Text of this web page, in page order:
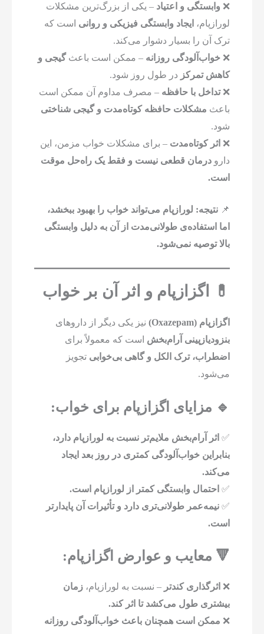
❌ وابستگی و اعتیاد – یکی از بزرگ‌ترین مشکلات
لورازپام، ایجاد وابستگی فیزیکی و روانی است که
ترک آن را بسیار دشوار می‌کند.
❌خواب‌آلودگی روزانه – ممکن است باعثگیجی و
کاهش تمرکز در طول روز شود.
❌تداخل با حافظه – مصرف مداوم آن ممکن است
باعث مشکلات حافظه کوتاه‌مدت و گیجی شناختی
شود.
❌ اثر کوتاه‌مدت – برای مشکلات خواب مزمن، این
دارودرمان قطعی نیست و فقط یک راه‌حل موقت
است.
📌نتیجه: لورازپام می‌تواند خواب را بهبود ببخشد،
اما استفاده‌ی طولانی‌مدت از آن به دلیل وابستگی
بالا توصیه نمی‌شود.
💊 اگزازپام و اثر آن بر خواب
اگزازپام (Oxazepam)
نیز یکی دیگر از داروهای
بنزودیازپینی آرام‌بخش است که معمولاً برای
اضطراب، ترک الکل و گاهی بی‌خوابی تجویز
می‌شود.
🔹 مزایای اگزازپام برای خواب:
✅ اثر آرام‌بخش ملایم‌تر نسبت به لورازپام دارد،
بنابراین خواب‌آلودگی کمتری در روز بعد ایجاد
می‌کند.
✅ احتمال وابستگی کمتر از لورازپام است.
✅نیمه‌عمر طولانی‌تری دارد و تأثیرات آن پایدارتر
است.
🔻 معایب و عوارض اگزازپام:
❌ اثرگذاری کندتر – نسبت به لورازپام،زمان
بیشتری طول می‌کشد تا اثر کند.
❌ ممکن است همچنان باعث خواب‌آلودگی روزانه